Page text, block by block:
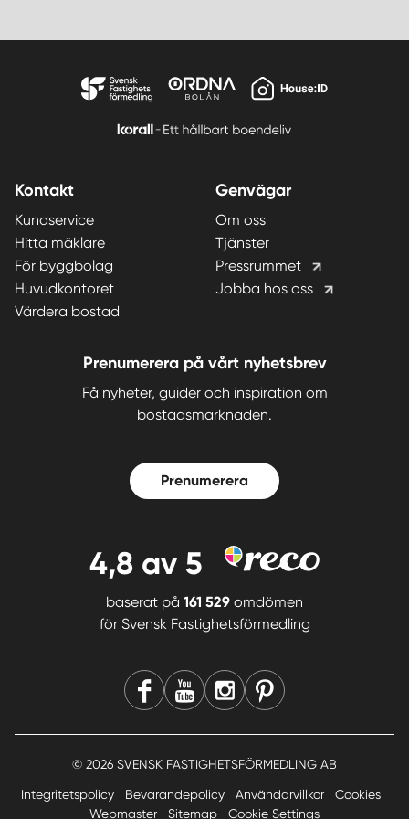
Kontakt
Kundservice
Hitta mäklare
För byggbolag
Huvudkontoret
Värdera bostad
Genvägar
Om oss
Tjänster
Pressrummet
Jobba hos oss
Prenumerera på vårt nyhetsbrev
Få nyheter, guider och inspiration om
bostadsmarknaden.
Prenumerera
4,8 av 5
baserat på 161 529 omdömen
för Svensk Fastighetsförmedling
© 2026 SVENSK FASTIGHETSFÖRMEDLING AB
Integritetspolicy Bevarandepolicy Användarvillkor
Cookies
Webmaster
Sitemap Cookie Settings